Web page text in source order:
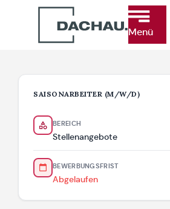
Menü
SAISONARBEITER (M/W/D)
BEREICH
Stellenangebote
BEWERBUNGSFRIST
Abgelaufen